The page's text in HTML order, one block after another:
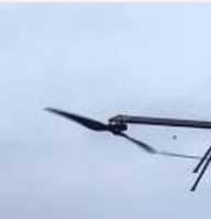
Defense
డిఫెన్స్‌ స్టాక్స్‌
పెరిగిన
Sirish Praharaju